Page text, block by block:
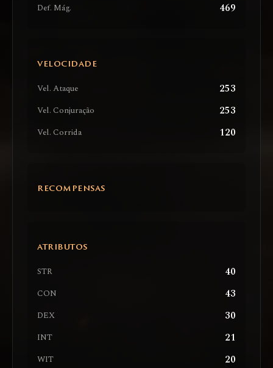
Def. Mág. 469
VELOCIDADE
Vel. Ataque 253
Vel. Conjuração 253
Vel. Corrida 120
RECOMPENSAS
ATRIBUTOS
STR 40
CON 43
DEX 30
INT 21
WIT 20